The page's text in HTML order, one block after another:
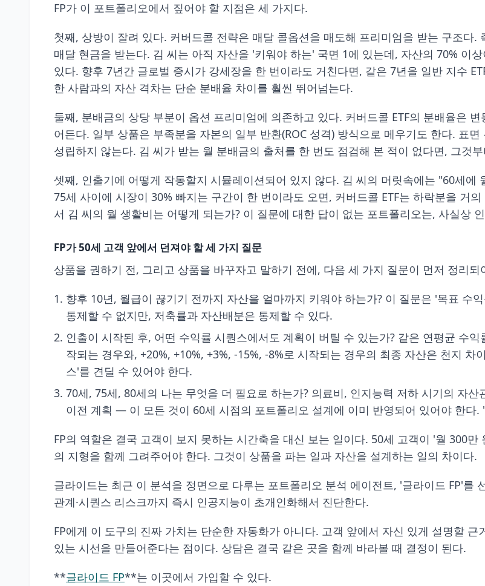
FP가 이 포트폴리오에서 짚어야 할 지점은 세 가지다.
첫째, 상방이 잘려 있다. 커버드콜 전략은 매달 콜옵션을 매도해 프리미엄을 받는 구조다
매달 현금을 받는다. 김 씨는 아직 자산을 '키워야 하는' 국면 1에 있는데, 자산의 70% 이
있다. 향후 7년간 글로벌 증시가 강세장을 한 번이라도 거친다면, 같은 7년을 일반 지수
한 사람과의 자산 격차는 단순 분배율 차이를 훨씬 뛰어넘는다.
둘째, 분배금의 상당 부분이 옵션 프리미엄에 의존하고 있다. 커버드콜 ETF의 분배율은
어든다. 일부 상품은 부족분을 자본의 일부 반환(ROC 성격) 방식으로 메우기도 한다. 표
성립하지 않는다. 김 씨가 받는 월 분배금의 출처를 한 번도 점검해 본 적이 없다면, 그것
셋째, 인출기에 어떻게 작동할지 시뮬레이션되어 있지 않다. 김 씨의 머릿속에는 "60세에
75세 사이에 시장이 30% 빠지는 구간이 한 번이라도 오면, 커버드콜 ETF는 하락분을 거
서 김 씨의 월 생활비는 어떻게 되는가? 이 질문에 대한 답이 없는 포트폴리오는, 사실상
FP가 50세 고객 앞에서 던져야 할 세 가지 질문
상품을 권하기 전, 그리고 상품을 바꾸자고 말하기 전에, 다음 세 가지 질문이 먼저 정리되
향후 10년, 월급이 끊기기 전까지 자산을 얼마까지 키워야 하는가? 이 질문은 '목표 수
통제할 수 없지만, 저축률과 자산배분은 통제할 수 있다.
인출이 시작된 후, 어떤 수익률 시퀀스에서도 계획이 버틸 수 있는가? 같은 연평균 수
작되는 경우와, +20%, +10%, +3%, -15%, -8%로 시작되는 경우의 최종 자산은 천지
스'를 견딜 수 있어야 한다.
70세, 75세, 80세의 나는 무엇을 더 필요로 하는가? 의료비, 인지능력 저하 시기의 자
이전 계획 — 이 모든 것이 60세 시점의 포트폴리오 설계에 이미 반영되어 있어야 한다
FP의 역할은 결국 고객이 보지 못하는 시간축을 대신 보는 일이다. 50세 고객이 '월 300
의 지형을 함께 그려주어야 한다. 그것이 상품을 파는 일과 자산을 설계하는 일의 차이다.
글라이드는 최근 이 분석을 정면으로 다루는 포트폴리오 분석 에이전트, '글라이드 FP'를
관계·시퀀스 리스크까지 즉시 인공지능이 초개인화해서 진단한다.
FP에게 이 도구의 진짜 가치는 단순한 자동화가 아니다. 고객 앞에서 자신 있게 설명할
있는 시선을 만들어준다는 점이다. 상담은 결국 같은 곳을 함께 바라볼 때 결정이 된다.
**글라이드 FP**는 이곳에서 가입할 수 있다.